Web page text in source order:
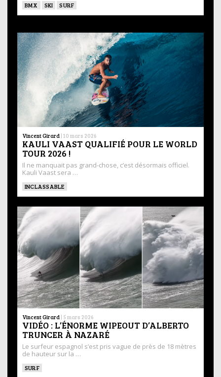
BMX SKI SURF
Vincent Girard | 10 mars 2026
KAULI VAAST QUALIFIÉ POUR LE WORLD
TOUR 2026 !
Il ne manquait pas grand-chose, c’est désormais officiel.
Kauli Vaast sera …
INCLASSABLE
Vincent Girard | 5 mars 2026
VIDÉO : L’ÉNORME WIPEOUT D’ALBERTO
TRUNCER À NAZARÉ
Le surfeur espagnol s’est pris vague de près de 18 mètres
de hauteur sur la …
SURF